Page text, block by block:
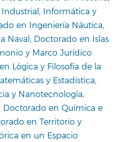
Informática y
en Ingeniería Náutica,
Naval, Doctorado en Islas
y Marco Jurídico
Lógica y Filosofía de la
y Estadística,
y Nanotecnología,
, Doctorado en Química e
en Territorio y
en un Espacio